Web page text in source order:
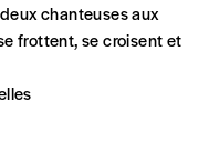
chanteuses aux
frottent, se croisent et